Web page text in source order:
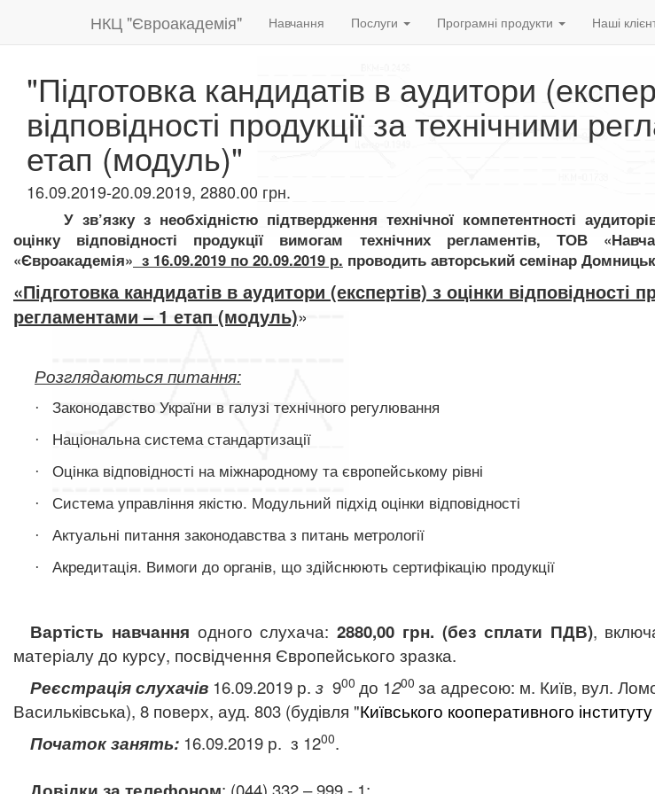
НКЦ "Євроакадемія" Навчання Послуги Програмні продукти Наші
"Підготовка кандидатів в аудитори
відповідності продукції за технічними
етап (модуль)"
16.09.2019-20.09.2019, 2880.00 грн.
У зв’язку з необхідністю підтвердження технічної компетентності
оцінку відповідності продукції вимогам технічних регламентів, ТОВ
«Євроакадемія» з 16.09.2019 по 20.09.2019 р. проводить авторський семінар
«Підготовка кандидатів в аудитори (експертів) з оцінки відповідності
регламентами – 1 етап (модуль)»
Розглядаються питання:
· Законодавство України в галузі технічного регулювання
· Національна система стандартизації
· Оцінка відповідності на міжнародному та європейському рівні
· Система управління якістю. Модульний підхід оцінки відповідності
· Актуальні питання законодавства з питань метрології
· Акредитація. Вимоги до органів, що здійснюють сертифікацію продукції
Вартість навчання одного слухача:2880,00 грн. (без сплати ПДВ),
матеріалу до курсу, посвідчення Європейського зразка.
Реєстрація слухачів 16.09.2019 р. з 900 до 1200 за адресою: м. Київ, вул.
Васильківська), 8 поверх, ауд. 803 (будівля "Київського кооперативного
Початок занять:16.09.2019 р. з 1200.